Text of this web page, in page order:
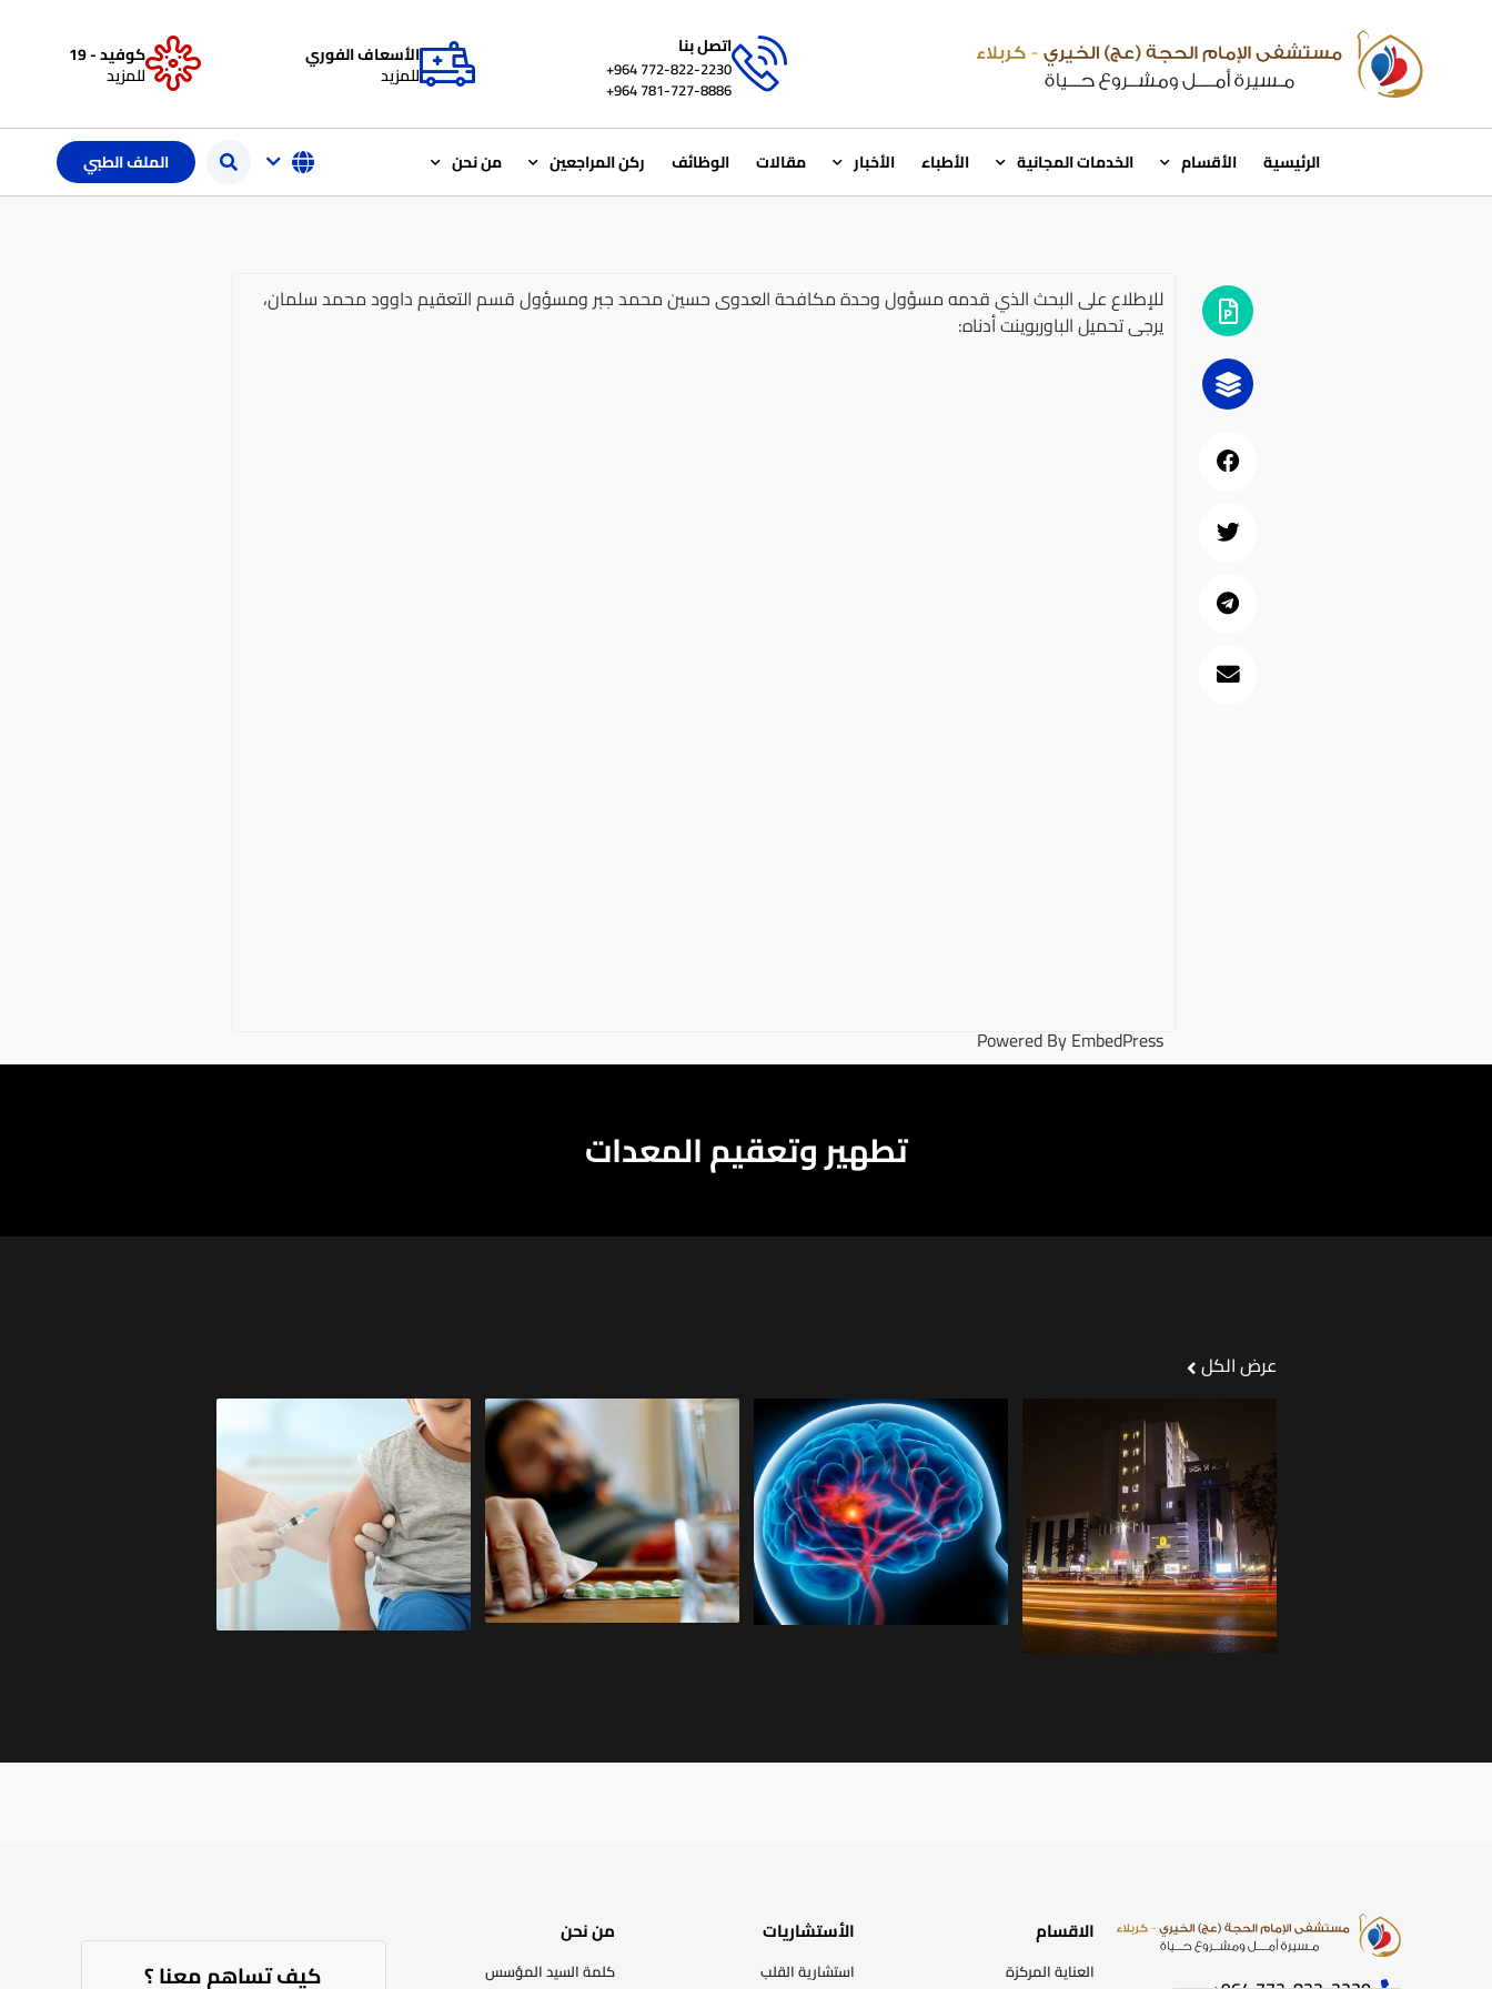
اتصل بنا
772-822-2230‏ 964+
781-727-8886 964+
الأسعاف الفوري
للمزيد
كوفيد - 19
للمزيد
الرئيسية الأقسام الخدمات المجانية الأطباء الأخبار مقالات الوظائف ركن المراجعين من نحن الملف الطبي
للإطلاع على البحث الذي قدمه مسؤول وحدة مكافحة العدوى حسين محمد جبر ومسؤول قسم التعقيم داوود محمد سلمان،
يرجى تحميل الباوربوينت أدناه:
Powered By EmbedPress
تطهير وتعقيم المعدات
عرض الكل
الاقسام
العناية المركزة
الأستشاريات
استشارية القلب
من نحن
كلمة السيد المؤسس كيف تساهم معنا ؟​